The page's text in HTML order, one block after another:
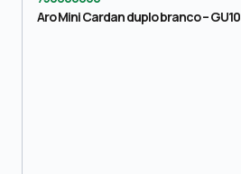
Aro Mini Cardan duplo branco – GU10